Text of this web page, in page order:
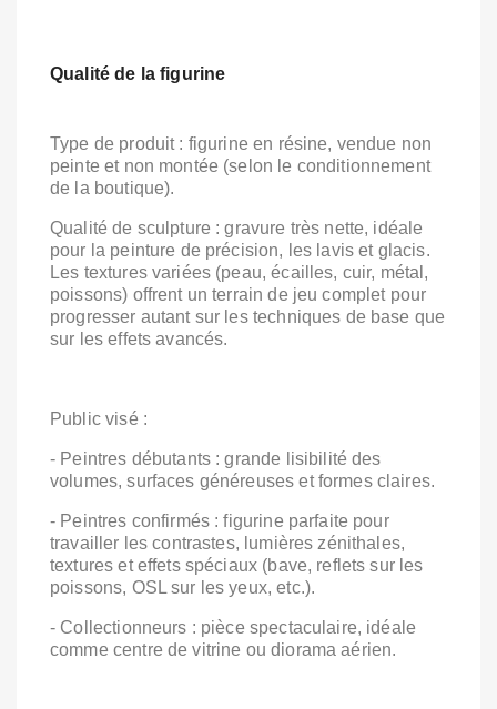
Qualité de la figurine
Type de produit : figurine en résine, vendue non
peinte et non montée (selon le conditionnement
de la boutique).
Qualité de sculpture : gravure très nette, idéale
pour la peinture de précision, les lavis et glacis.
Les textures variées (peau, écailles, cuir, métal,
poissons) offrent un terrain de jeu complet pour
progresser autant sur les techniques de base que
sur les effets avancés.
Public visé :
- Peintres débutants : grande lisibilité des
volumes, surfaces généreuses et formes claires.
- Peintres confirmés : figurine parfaite pour
travailler les contrastes, lumières zénithales,
textures et effets spéciaux (bave, reflets sur les
poissons, OSL sur les yeux, etc.).
- Collectionneurs : pièce spectaculaire, idéale
comme centre de vitrine ou diorama aérien.